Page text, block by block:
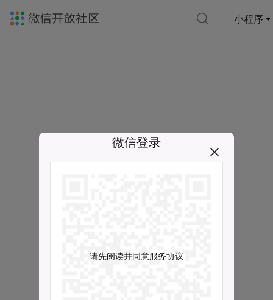
小程序
微信登录
请先阅读并同意服务协议